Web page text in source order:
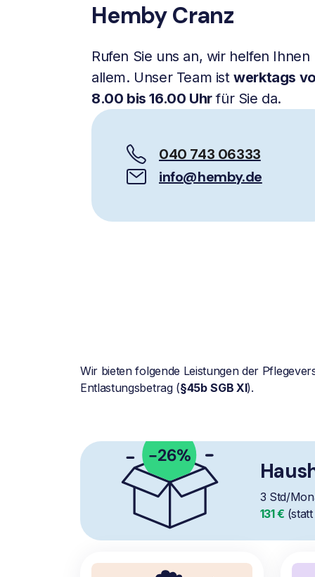
Hemby Cranz
Rufen Sie uns an, wir helfen Ihnen
allem. Unser Team istwerktags
8.00 bis 16.00 Uhrfür Sie da.
040 743 06333
info@hemby.de
Wir bieten folgende Leistungen der
Entlastungsbetrag (§45b SGB XI).
3 Std/
131 €